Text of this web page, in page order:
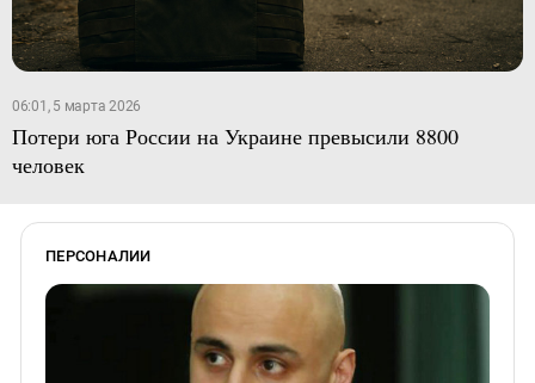
06:01, 5 марта 2026
Потери юга России на Украине превысили 8800
человек
ПЕРСОНАЛИИ